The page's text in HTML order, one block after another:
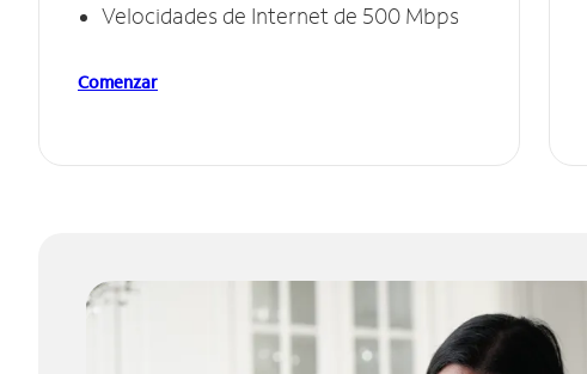
Velocidades de Internet de 500 Mbps
Comenzar